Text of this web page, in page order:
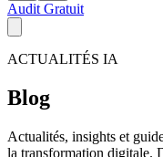
Audit Gratuit
ACTUALITÉS IA
Blog
Actualités, insights et
la transformation digitale.